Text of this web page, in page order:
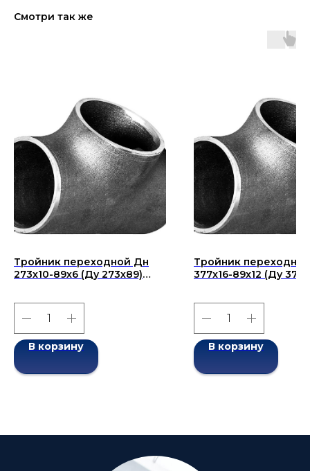
Смотри так же
Тройник переходной Дн
273х10-89х6 (Ду 273х89)
В корзину
Тройник
377x16-89x12 (Ду
В корзину